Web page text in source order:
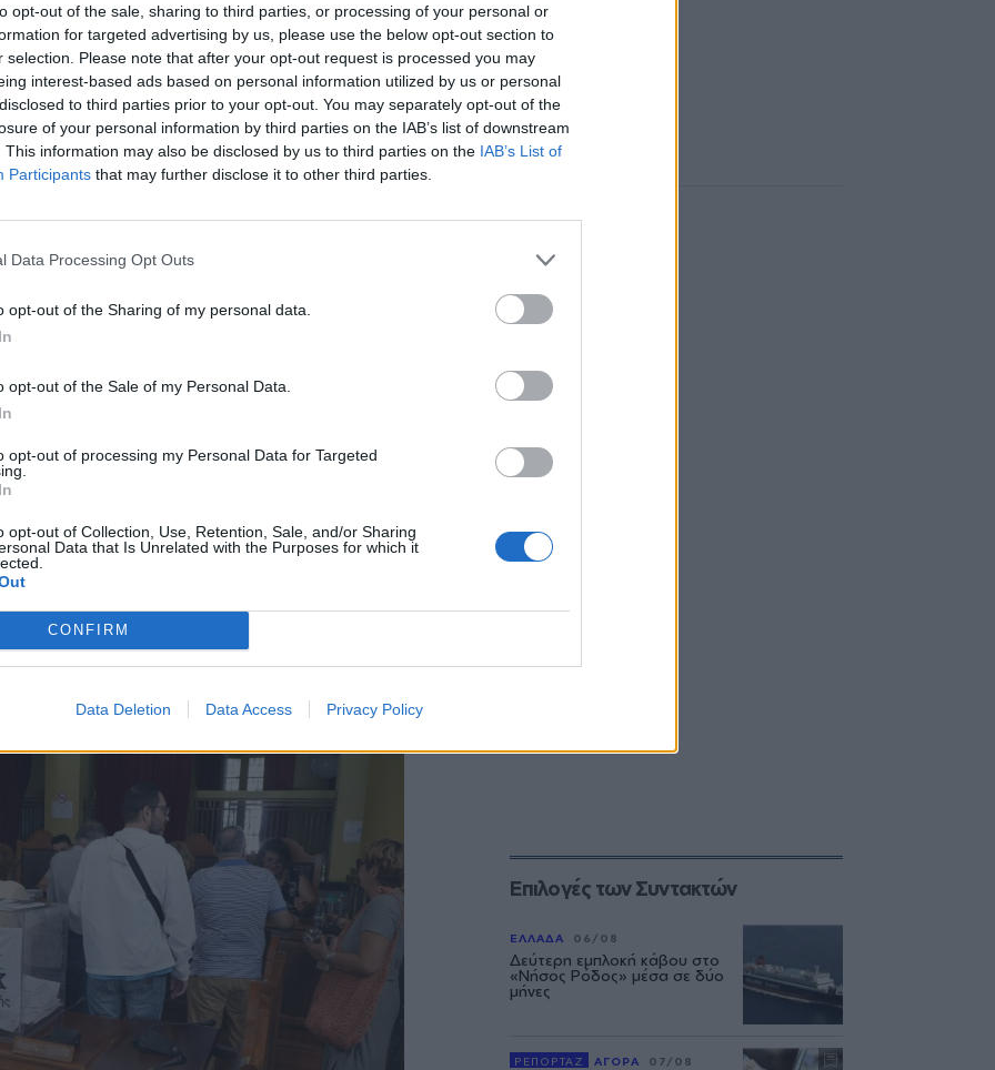
opt-out of the sale, sharing to third parties, or processing of your personal or
for targeted advertising by us, please use the below opt-out section to
selection. Please note that after your opt-out request is processed you may
interest-based ads based on personal information utilized by us or personal
to third parties prior to your opt-out. You may separately opt-out of the
of your personal information by third parties on the IAB’s list of downstream
This information may also be disclosed by us to third parties on the IAB’s List of
Participants that may further disclose it to other third parties.
Data Processing Opt Outs
opt-out of the Sharing of my personal data.
opt-out of the Sale of my Personal Data.
opt-out of processing my Personal Data for Targeted
opt-out of Collection, Use, Retention, Sale, and/or Sharing
Data that Is Unrelated with the Purposes for which it
CONFIRM
Data Deletion Data Access Privacy Policy
ότι ο νέος αρχηγός θα πρέπει να ενώσει το
δύναμη της κεντροαριστεράς, δίνοντας
απογοητευτεί από τις τρέχουσες
ιστορία του Ανδρέα Παπανδρέου,
να αποτελέσει τον κορμό γύρω από τον
δυνάμεις της αριστεράς:
να ενώσει αυτές τις δυνάμεις, έτσι
το δυνατό αντίβαρο απέναντι στη
που στηρίζει τα μεγάλα
λαό».
Επιλογές των Συντακτών
ΕΛΛΑΔΑ 06/08
Δεύτερη εμπλοκή κάβου στο
«Νήσος Ρόδος» μέσα σε δύο
μήνες
ΡΕΠΟΡΤΑΖ ΑΓΟΡΑ 07/08